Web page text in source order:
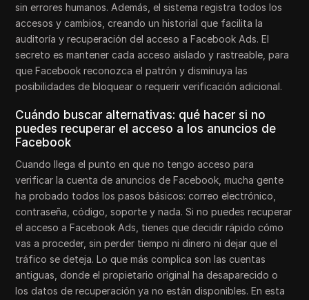
sin errores humanos. Además, el sistema registra todos los
accesos y cambios, creando un historial que facilita la
auditoría y recuperación del acceso a Facebook Ads. El
secreto es mantener cada acceso aislado y rastreable, para
que Facebook reconozca el patrón y disminuya las
posibilidades de bloquear o requerir verificación adicional.
Cuándo buscar alternativas: qué hacer si no
puedes recuperar el acceso a los anuncios de
Facebook
Cuando llega el punto en que no tengo acceso para
verificar la cuenta de anuncios de Facebook, mucha gente
ha probado todos los pasos básicos: correo electrónico,
contraseña, código, soporte y nada. Si no puedes recuperar
el acceso a Facebook Ads, tienes que decidir rápido cómo
vas a proceder, sin perder tiempo ni dinero ni dejar que el
tráfico se deteja. Lo que más complica son las cuentas
antiguas, donde el propietario original ha desaparecido o
los datos de recuperación ya no están disponibles. En esta